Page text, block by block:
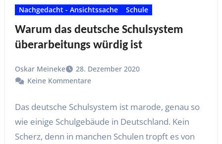
Nachgedacht - Ansichtssache Schule
Warum das deutsche Schulsystem
überarbeitungs würdig ist
Oskar Meineke
28. Dezember 2020
Keine Kommentare
Das deutsche Schulsystem ist marode, genau so
wie einige Schulgebäude in Deutschland. Kein
Scherz, denn in manchen Schulen tropft es von